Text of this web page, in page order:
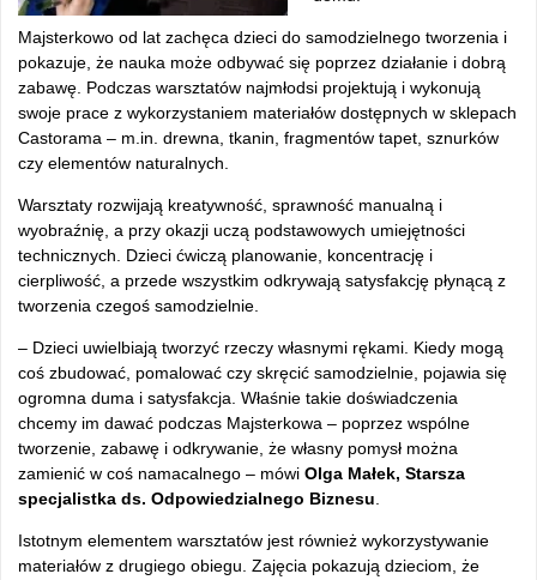
Majsterkowo od lat zachęca dzieci do samodzielnego tworzenia i
pokazuje, że nauka może odbywać się poprzez działanie i dobrą
zabawę. Podczas warsztatów najmłodsi projektują i wykonują
swoje prace z wykorzystaniem materiałów dostępnych w sklepach
Castorama – m.in. drewna, tkanin, fragmentów tapet, sznurków
czy elementów naturalnych.
Warsztaty rozwijają kreatywność, sprawność manualną i
wyobraźnię, a przy okazji uczą podstawowych umiejętności
technicznych. Dzieci ćwiczą planowanie, koncentrację i
cierpliwość, a przede wszystkim odkrywają satysfakcję płynącą z
tworzenia czegoś samodzielnie.
– Dzieci uwielbiają tworzyć rzeczy własnymi rękami. Kiedy mogą
coś zbudować, pomalować czy skręcić samodzielnie, pojawia się
ogromna duma i satysfakcja. Właśnie takie doświadczenia
chcemy im dawać podczas Majsterkowa – poprzez wspólne
tworzenie, zabawę i odkrywanie, że własny pomysł można
zamienić w coś namacalnego – mówi Olga Małek, Starsza
specjalistka ds. Odpowiedzialnego Biznesu
Istotnym elementem warsztatów jest również wykorzystywanie
materiałów z drugiego obiegu. Zajęcia pokazują dzieciom, że